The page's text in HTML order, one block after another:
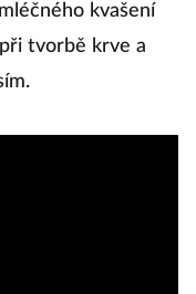
kvašení
tvorbě krve a